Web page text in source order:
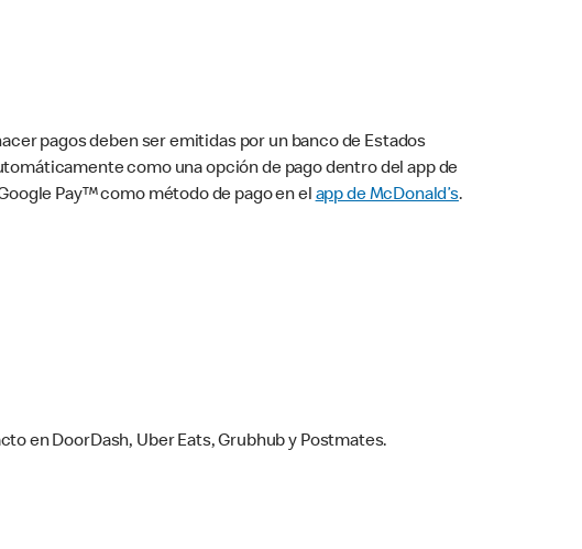
pagos deben ser emitidas por un banco de Estados
como una opción de pago dentro del app de
Pay™ como método de pago en elapp de McDonald’s.
en DoorDash, Uber Eats, Grubhub y Postmates.